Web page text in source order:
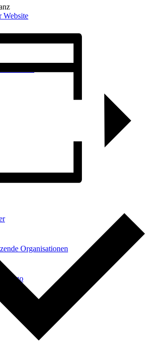
Organisationen
Logo
Website